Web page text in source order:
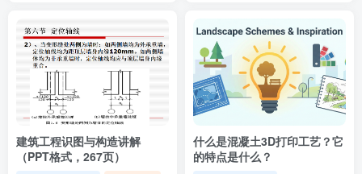
建筑工程识图与构造讲解
（PPT格式，267页）
什么是混凝土3D打印工艺？它
的特点是什么？